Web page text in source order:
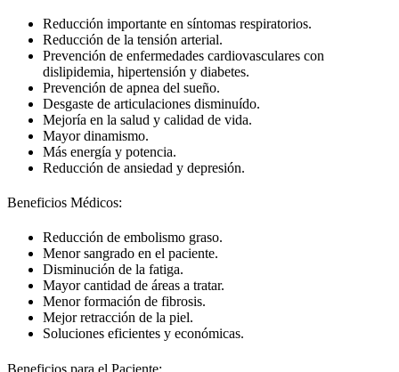
Reducción importante en síntomas respiratorios.
Reducción de la tensión arterial.
Prevención de enfermedades cardiovasculares con
dislipidemia, hipertensión y diabetes.
Prevención de apnea del sueño.
Desgaste de articulaciones disminuído.
Mejoría en la salud y calidad de vida.
Mayor dinamismo.
Más energía y potencia.
Reducción de ansiedad y depresión.
Beneficios Médicos:
Reducción de embolismo graso.
Menor sangrado en el paciente.
Disminución de la fatiga.
Mayor cantidad de áreas a tratar.
Menor formación de fibrosis.
Mejor retracción de la piel.
Soluciones eficientes y económicas.
Beneficios para el Paciente: